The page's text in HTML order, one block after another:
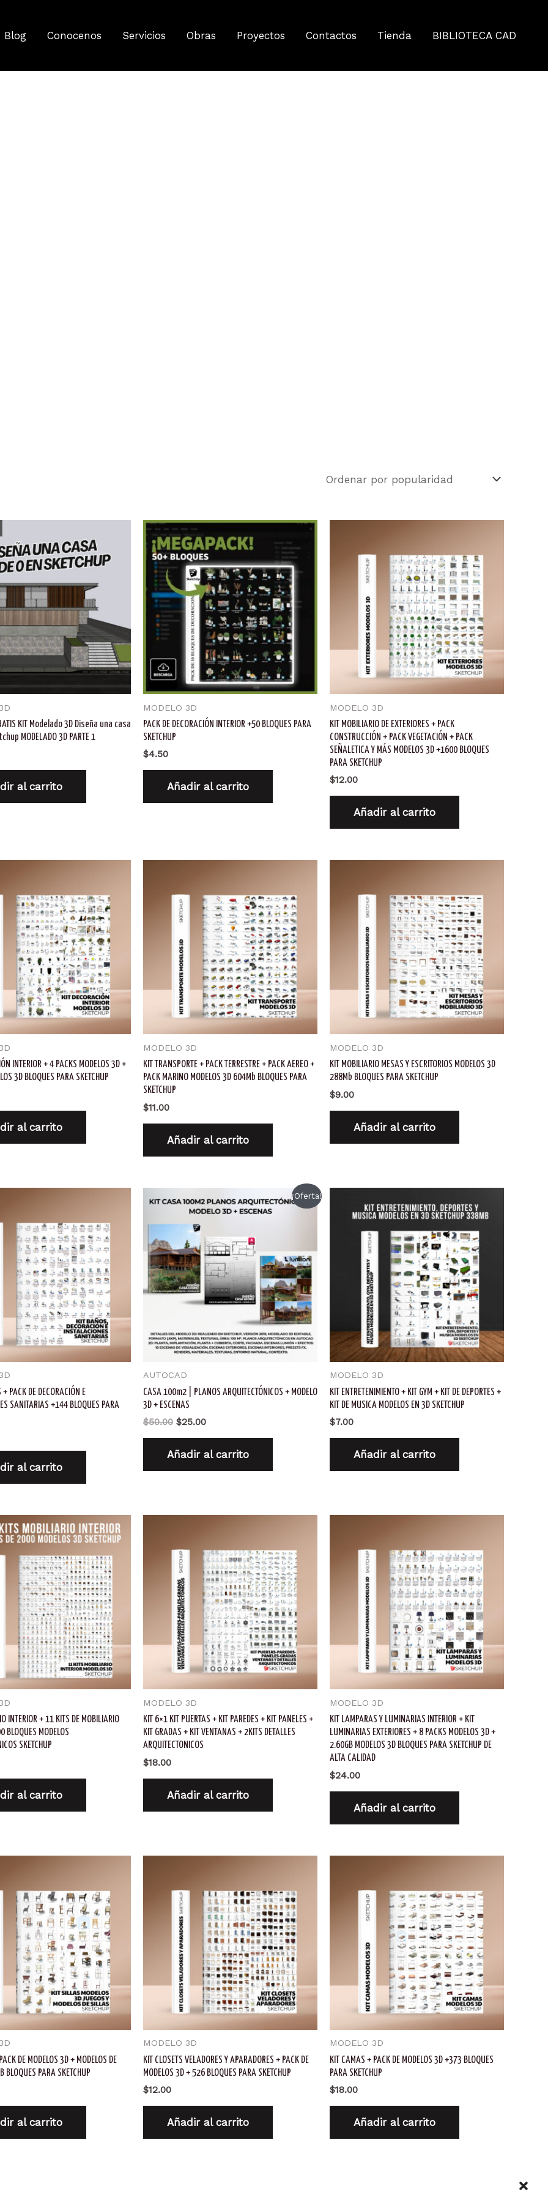
Blog Conocenos Servicios Obras Proyectos Contactos Tienda BIBLIOTECA CAD
KIT Modelado 3D Diseña una casa
MODELADO 3D PARTE 1
al carrito
MODELO 3D
PACK DE DECORACIÓN INTERIOR +50 BLOQUES PARA
SKETCHUP
$4.50
Añadir al carrito
MODELO 3D
KIT MOBILIARIO DE EXTERIORES + PACK
CONSTRUCCIÓN + PACK VEGETACIÓN + PACK
SEÑALETICA Y MÁS MODELOS 3D +1600 BLOQUES
PARA SKETCHUP
$12.00
Añadir al carrito
INTERIOR + 4 PACKS MODELOS 3D +
3D BLOQUES PARA SKETCHUP
al carrito
MODELO 3D
KIT TRANSPORTE + PACK TERRESTRE + PACK AEREO +
PACK MARINO MODELOS 3D 604Mb BLOQUES PARA
SKETCHUP
$11.00
Añadir al carrito
MODELO 3D
KIT MOBILIARIO MESAS Y ESCRITORIOS MODELOS 3D
288Mb BLOQUES PARA SKETCHUP
$9.00
Añadir al carrito
+ PACK DE DECORACIÓN E
SANITARIAS +144 BLOQUES PARA
al carrito
¡Oferta!
AUTOCAD
CASA 100m2 | PLANOS ARQUITECTÓNICOS + MODELO
3D + ESCENAS
$50.00 El
era:
$25.00El
es:
Añadir al carrito
MODELO 3D
KIT ENTRETENIMIENTO + KIT GYM + KIT DE DEPORTES +
KIT DE MUSICA MODELOS EN 3D SKETCHUP
$7.00
Añadir al carrito
INTERIOR + 11 KITS DE MOBILIARIO
BLOQUES MODELOS
SKETCHUP
al carrito
MODELO 3D
KIT 6×1 KIT PUERTAS + KIT PAREDES + KIT PANELES +
KIT GRADAS + KIT VENTANAS + 2KITS DETALLES
ARQUITECTONICOS
$18.00
Añadir al carrito
MODELO 3D
KIT LAMPARAS Y LUMINARIAS INTERIOR + KIT
LUMINARIAS EXTERIORES + 8 PACKS MODELOS 3D +
2.60GB MODELOS 3D BLOQUES PARA SKETCHUP DE
ALTA CALIDAD
$24.00
Añadir al carrito
DE MODELOS 3D + MODELOS DE
BLOQUES PARA SKETCHUP
al carrito
MODELO 3D
KIT CLOSETS VELADORES Y APARADORES + PACK DE
MODELOS 3D + 526 BLOQUES PARA SKETCHUP
$12.00
Añadir al carrito
MODELO 3D
KIT CAMAS + PACK DE MODELOS 3D +373 BLOQUES
PARA SKETCHUP
$18.00
Añadir al carrito